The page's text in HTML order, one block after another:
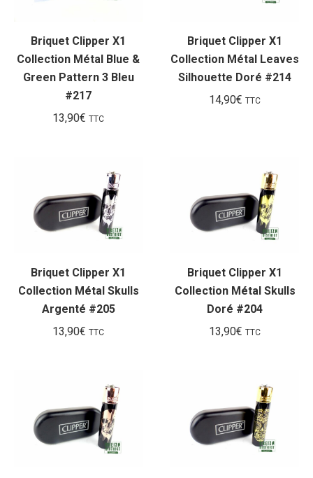
Briquet Clipper X1
Collection Métal Blue &
Green Pattern 3 Bleu
#217
13,90€ TTC
Briquet Clipper X1
Collection Métal Leaves
Silhouette Doré #214
14,90€ TTC
Briquet Clipper X1
Collection Métal Skulls
Argenté #205
13,90€ TTC
Briquet Clipper X1
Collection Métal Skulls
Doré #204
13,90€ TTC